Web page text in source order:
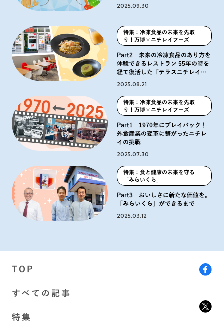
2025.09.30
特集：冷凍食品の未来を先取
り！万博×ニチレイフーズ
Part2 未来の冷凍食品のあり方を
体験できるレストラン 55年の時を
経て復活した「テラスニチレイ」
2025.08.21
特集：冷凍食品の未来を先取
り！万博×ニチレイフーズ
Part1 1970年にプレイバック！
外食産業の変革に繋がったニチレ
イの挑戦
2025.07.30
特集：食と健康の未来を守る
「みらいくら」
Part3 おいしさに新たな価値を。
「みらいくら」ができるまで
2025.03.12
TOP
すべての記事
特集